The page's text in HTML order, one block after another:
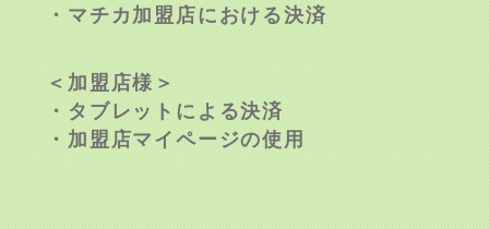
・マチカ加盟店における決済
＜加盟店様＞
・タブレットによる決済
・加盟店マイページの使用